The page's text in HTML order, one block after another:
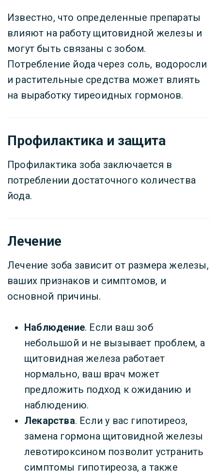
Известно, что определенные препараты
влияют на работу щитовидной железы и
могут быть связаны с зобом.
Потребление йода через соль, водоросли
и растительные средства может влиять
на выработку тиреоидных гормонов.
Профилактика и защита
Профилактика зоба заключается в
потреблении достаточного количества
йода.
Лечение
Лечение зоба зависит от размера железы,
ваших признаков и симптомов, и
основной причины.
Наблюдение. Если ваш зоб
небольшой и не вызывает проблем, а
щитовидная железа работает
нормально, ваш врач может
предложить подход к ожиданию и
наблюдению.
Лекарства. Если у вас гипотиреоз,
замена гормона щитовидной железы
левотироксином позволит устранить
симптомы гипотиреоза, а также